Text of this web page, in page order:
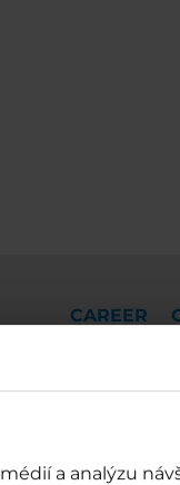
a analýzu
CAREER